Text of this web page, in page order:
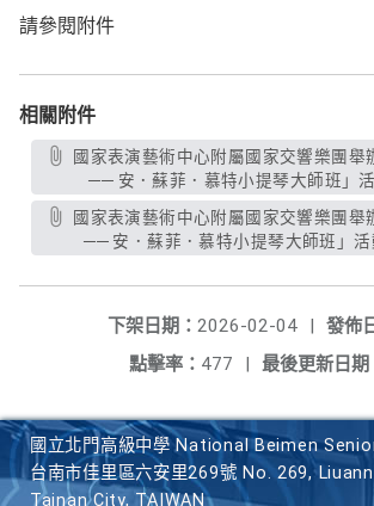
請參閱附件
相關附件
── 安．蘇菲．慕特小提琴大師班」
── 安．蘇菲．慕特小提琴大師班」
發佈
下架日期： 2026-02-04
|
最後更新日期
點擊率： 477 |
國立北門高級中學 National Beimen
台南市佳里區六安里269號 No. 269,
Tainan City, TAIWAN